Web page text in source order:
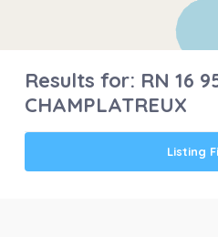
Results for: RN 16
CHAMPLATREUX
Listing